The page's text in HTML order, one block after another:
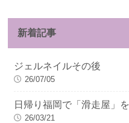
新着記事
ジェルネイルその後
26/07/05
日帰り福岡で「滑走屋」
26/03/21